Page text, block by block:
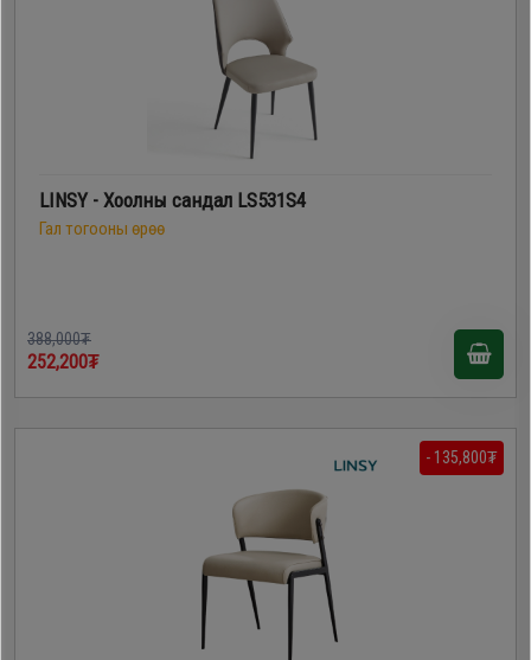
LINSY - Хоолны сандал LS531S4
Гал тогооны өрөө
388,000₮
252,200₮
- 135,800₮